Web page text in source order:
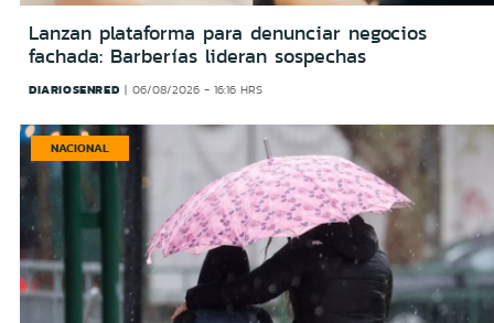
Lanzan plataforma para denunciar negocios
fachada: Barberías lideran sospechas
DIARIOSENRED 06/08/2026 - 16:16 HRS
NACIONAL